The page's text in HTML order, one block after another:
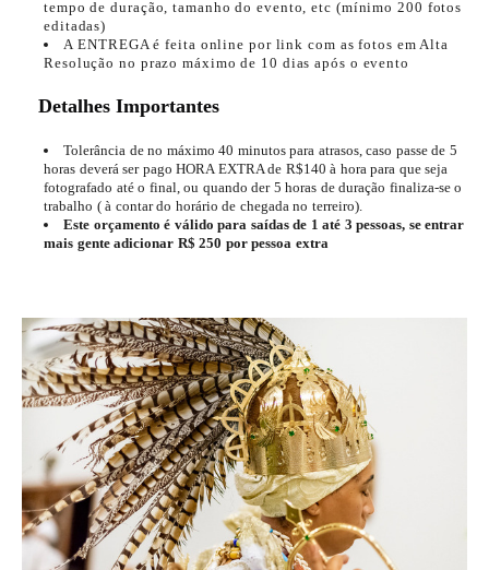
tempo de duração, tamanho do evento, etc (mínimo 200 fotos
editadas)
A ENTREGA é feita online por link com as fotos em Alta
Resolução no prazo máximo de 10 dias após o evento
Detalhes Importantes
Tolerância de no máximo 40 minutos para atrasos, caso passe de 5
horas deverá ser pago HORA EXTRA de R$140 à hora para que seja
fotografado até o final, ou quando der 5 horas de duração finaliza-se o
trabalho ( à contar do horário de chegada no terreiro).
Este orçamento é válido para saídas de 1 até 3 pessoas, se entrar
mais gente adicionar R$ 250 por pessoa extra